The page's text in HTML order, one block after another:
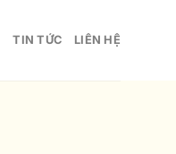
TIN TỨC LIÊN HỆ